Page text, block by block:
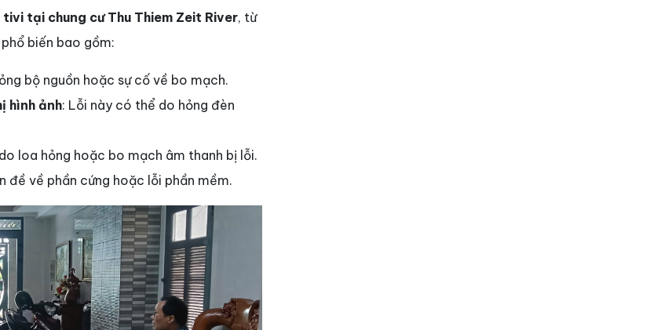
tivi tại chung cư Thu Thiem Zeit River, từ
biến bao gồm:
bộ nguồn hoặc sự cố về bo mạch.
hình ảnh: Lỗi này có thể do hỏng đèn
loa hỏng hoặc bo mạch âm thanh bị lỗi.
đề về phần cứng hoặc lỗi phần mềm.